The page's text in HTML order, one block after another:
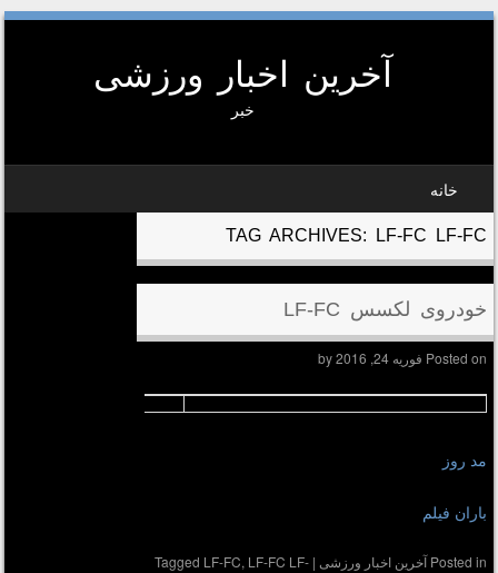
آخرین اخبار ورزشی
خبر
SKIP TO
خانه
TAG ARCHIVES:LF-FC LF-FC
خودروی لکسس LF-FC
Posted onفوریه 24, 2016 by
مد روز
باران فیلم
Posted inآخرین اخبار ورزشی |
Tagged LF-FC , LF-FC LF-